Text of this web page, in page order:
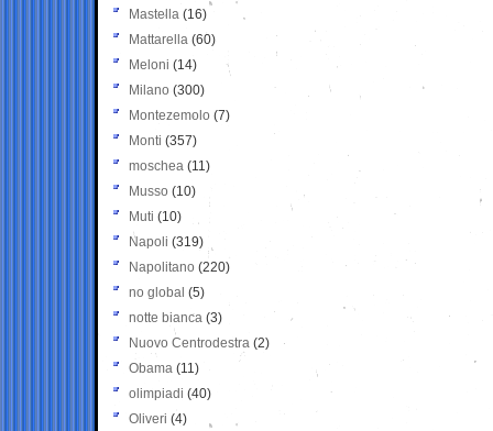
Mastella (16)
Mattarella (60)
Meloni (14)
Milano (300)
Montezemolo (7)
Monti (357)
moschea (11)
Musso (10)
Muti (10)
Napoli (319)
Napolitano (220)
no global (5)
notte bianca (3)
Nuovo Centrodestra (2)
Obama (11)
olimpiadi (40)
Oliveri (4)